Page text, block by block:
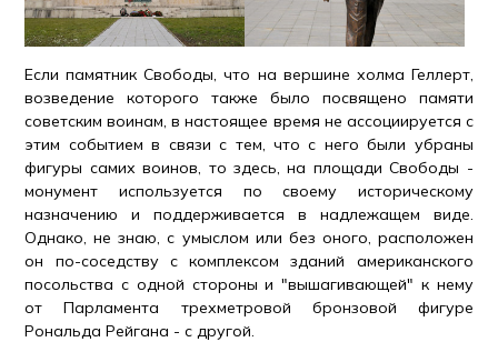
Если памятник Свободы, что на вершине холма Геллерт,
возведение которого также было посвящено памяти
советским воинам, в настоящее время не ассоциируется с
этим событием в связи с тем, что с него были убраны
фигуры самих воинов, то здесь, на площади Свободы -
монумент используется по своему историческому
назначению и поддерживается в надлежащем виде.
Однако, не знаю, с умыслом или без оного, расположен
он по-соседству с комплексом зданий американского
посольства с одной стороны и "вышагивающей" к нему
от Парламента трехметровой бронзовой фигуре
Рональда Рейгана - с другой.